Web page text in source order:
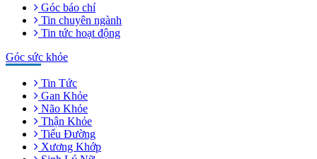
Góc báo chí
Tin chuyên ngành
Tin tức hoạt động
Góc sức khỏe
Tin Tức
Gan Khỏe
Não Khỏe
Thận Khỏe
Tiểu Đường
Xương Khớp